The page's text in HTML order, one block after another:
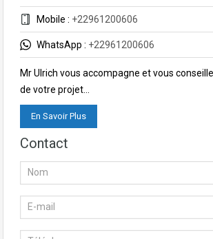
Mobile : +22961200606
WhatsApp : +22961200606
Mr Ulrich vous accompagne et vous
de votre projet…
En Savoir Plus
Contact